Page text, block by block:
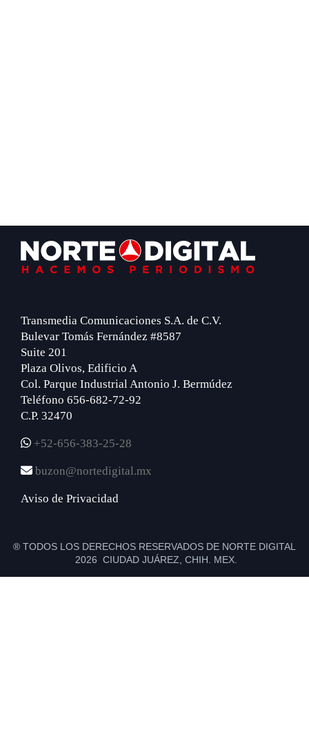
Footer
Transmedia Comunicaciones S.A. de C.V.
Bulevar Tomás Fernández #8587
Suite 201
Plaza Olivos, Edificio A
Col. Parque Industrial Antonio J. Bermúdez
Teléfono 656-682-72-92
C.P. 32470
+52-656-383-25-28
buzon@nortedigital.mx
Aviso de Privacidad
® TODOS LOS DERECHOS RESERVADOS DE NORTE DIGITAL
2026 CIUDAD JUÁREZ, CHIH. MEX.